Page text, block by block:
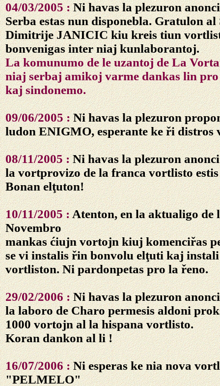
04/03/2005 :Ni havas la plezuron
Serba estas nun disponebla. Gratulon
Dimitrije JANICIC kiu kreis tiun
bonvenigas inter niaj kunlaborantoj.
La komunumo de le uzantoj de La
niaj serbaj amikoj varme dankas lin
kaj sindonemo.
09/06/2005 :Ni havas la plezuron
ludonENIGMO, esperante ke ři distros
08/11/2005 :Ni havas la plezuron
la vortprovizo de la franca vortlisto
Bonan elţuton!
10/11/2005 :Atenton, en la aktualigo de
Novembro
mankas ćiujn vortojn kiuj komenciřas
se vi instalis řin bonvolu elţuti kaj
vortliston. Ni pardonpetas pro la řeno.
29/02/2006 :Ni havas la plezuron
la laboro de Charo permesis aldoni
1000 vortojn al la hispana vortlisto.
Koran dankon al li !
16/07/2006 :Ni esperas ke nia nova
"PELMELO"